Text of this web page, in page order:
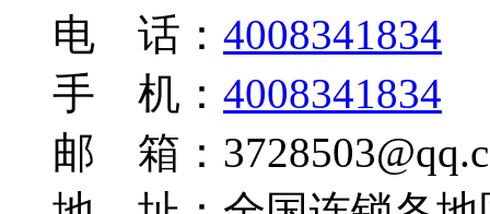
电 话： 4008341834
手 机： 4008341834
邮 箱：